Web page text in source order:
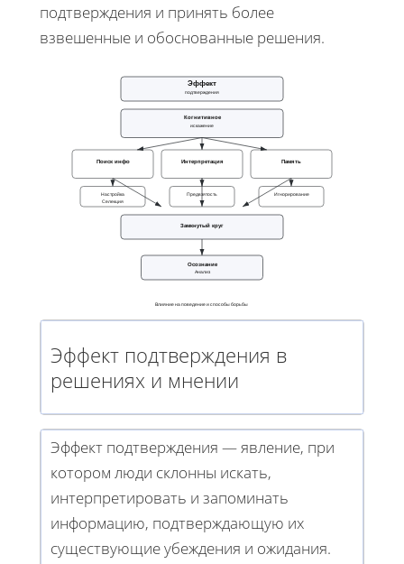
подтверждения и принять более
взвешенные и обоснованные решения.
Эффект
подтверждения
Когнитивное
искажение
Поиск инфо Интерпретация Память
Настройка
Селекция
Предвзятость Игнорирование
Замкнутый круг
Осознание
Анализ
Влияние на поведение и способы борьбы
Эффект подтверждения в
решениях и мнении
Эффект подтверждения — явление, при
котором люди склонны искать,
интерпретировать и запоминать
информацию, подтверждающую их
существующие убеждения и ожидания.